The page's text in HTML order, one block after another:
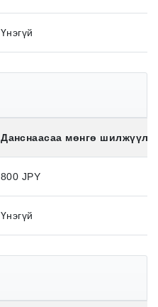
Үнэгүй
Данснаасаа мөнгө
800 JPY
Үнэгүй